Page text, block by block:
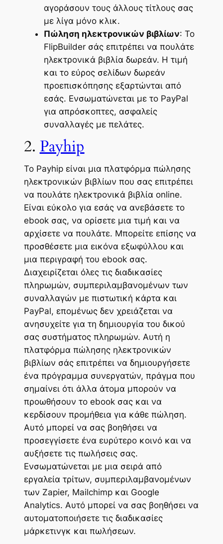
αγοράσουν τους άλλους τίτλους σας
με λίγα μόνο κλικ.
Πώληση ηλεκτρονικών βιβλίων: Το
FlipBuilder σάς επιτρέπει να πουλάτε
ηλεκτρονικά βιβλία δωρεάν. Η τιμή
και το εύρος σελίδων δωρεάν
προεπισκόπησης εξαρτώνται από
εσάς. Ενσωματώνεται με το PayPal
για απρόσκοπτες, ασφαλείς
συναλλαγές με πελάτες.
2. Payhip
Το Payhip είναι μια πλατφόρμα πώλησης
ηλεκτρονικών βιβλίων που σας επιτρέπει
να πουλάτε ηλεκτρονικά βιβλία online.
Είναι εύκολο για εσάς να ανεβάσετε το
ebook σας, να ορίσετε μια τιμή και να
αρχίσετε να πουλάτε. Μπορείτε επίσης να
προσθέσετε μια εικόνα εξωφύλλου και
μια περιγραφή του ebook σας.
Διαχειρίζεται όλες τις διαδικασίες
πληρωμών, συμπεριλαμβανομένων των
συναλλαγών με πιστωτική κάρτα και
PayPal, επομένως δεν χρειάζεται να
ανησυχείτε για τη δημιουργία του δικού
σας συστήματος πληρωμών. Αυτή η
πλατφόρμα πώλησης ηλεκτρονικών
βιβλίων σάς επιτρέπει να δημιουργήσετε
ένα πρόγραμμα συνεργατών, πράγμα που
σημαίνει ότι άλλα άτομα μπορούν να
προωθήσουν το ebook σας και να
κερδίσουν προμήθεια για κάθε πώληση.
Αυτό μπορεί να σας βοηθήσει να
προσεγγίσετε ένα ευρύτερο κοινό και να
αυξήσετε τις πωλήσεις σας.
Ενσωματώνεται με μια σειρά από
εργαλεία τρίτων, συμπεριλαμβανομένων
των Zapier, Mailchimp και Google
Analytics. Αυτό μπορεί να σας βοηθήσει να
αυτοματοποιήσετε τις διαδικασίες
μάρκετινγκ και πωλήσεων.